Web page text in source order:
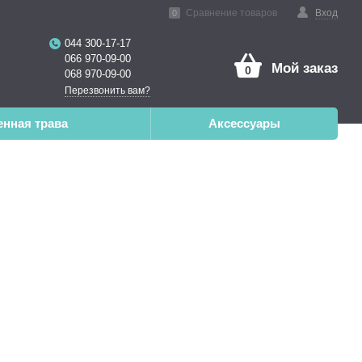
Вход
0 Сравнение товаров
044 300-17-17
066 970-09-00
068 970-09-00
Перезвонить вам?
0 Мой заказ
трава Аксессуары